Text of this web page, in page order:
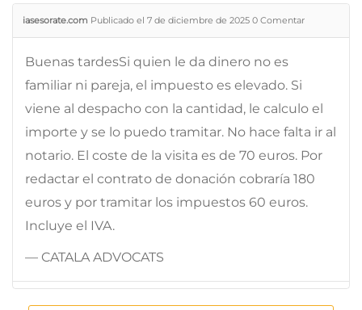
iasesorate.com Publicado el 7 de diciembre de 2025 0 Comentar
Buenas tardesSi quien le da dinero no es
familiar ni pareja, el impuesto es elevado. Si
viene al despacho con la cantidad, le calculo el
importe y se lo puedo tramitar. No hace falta ir al
notario. El coste de la visita es de 70 euros. Por
redactar el contrato de donación cobraría 180
euros y por tramitar los impuestos 60 euros.
Incluye el IVA.
— CATALA ADVOCATS